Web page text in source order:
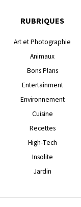
RUBRIQUES
Art et Photographie
Animaux
Bons Plans
Entertainment
Environnement
Cuisine
Recettes
High-Tech
Insolite
Jardin